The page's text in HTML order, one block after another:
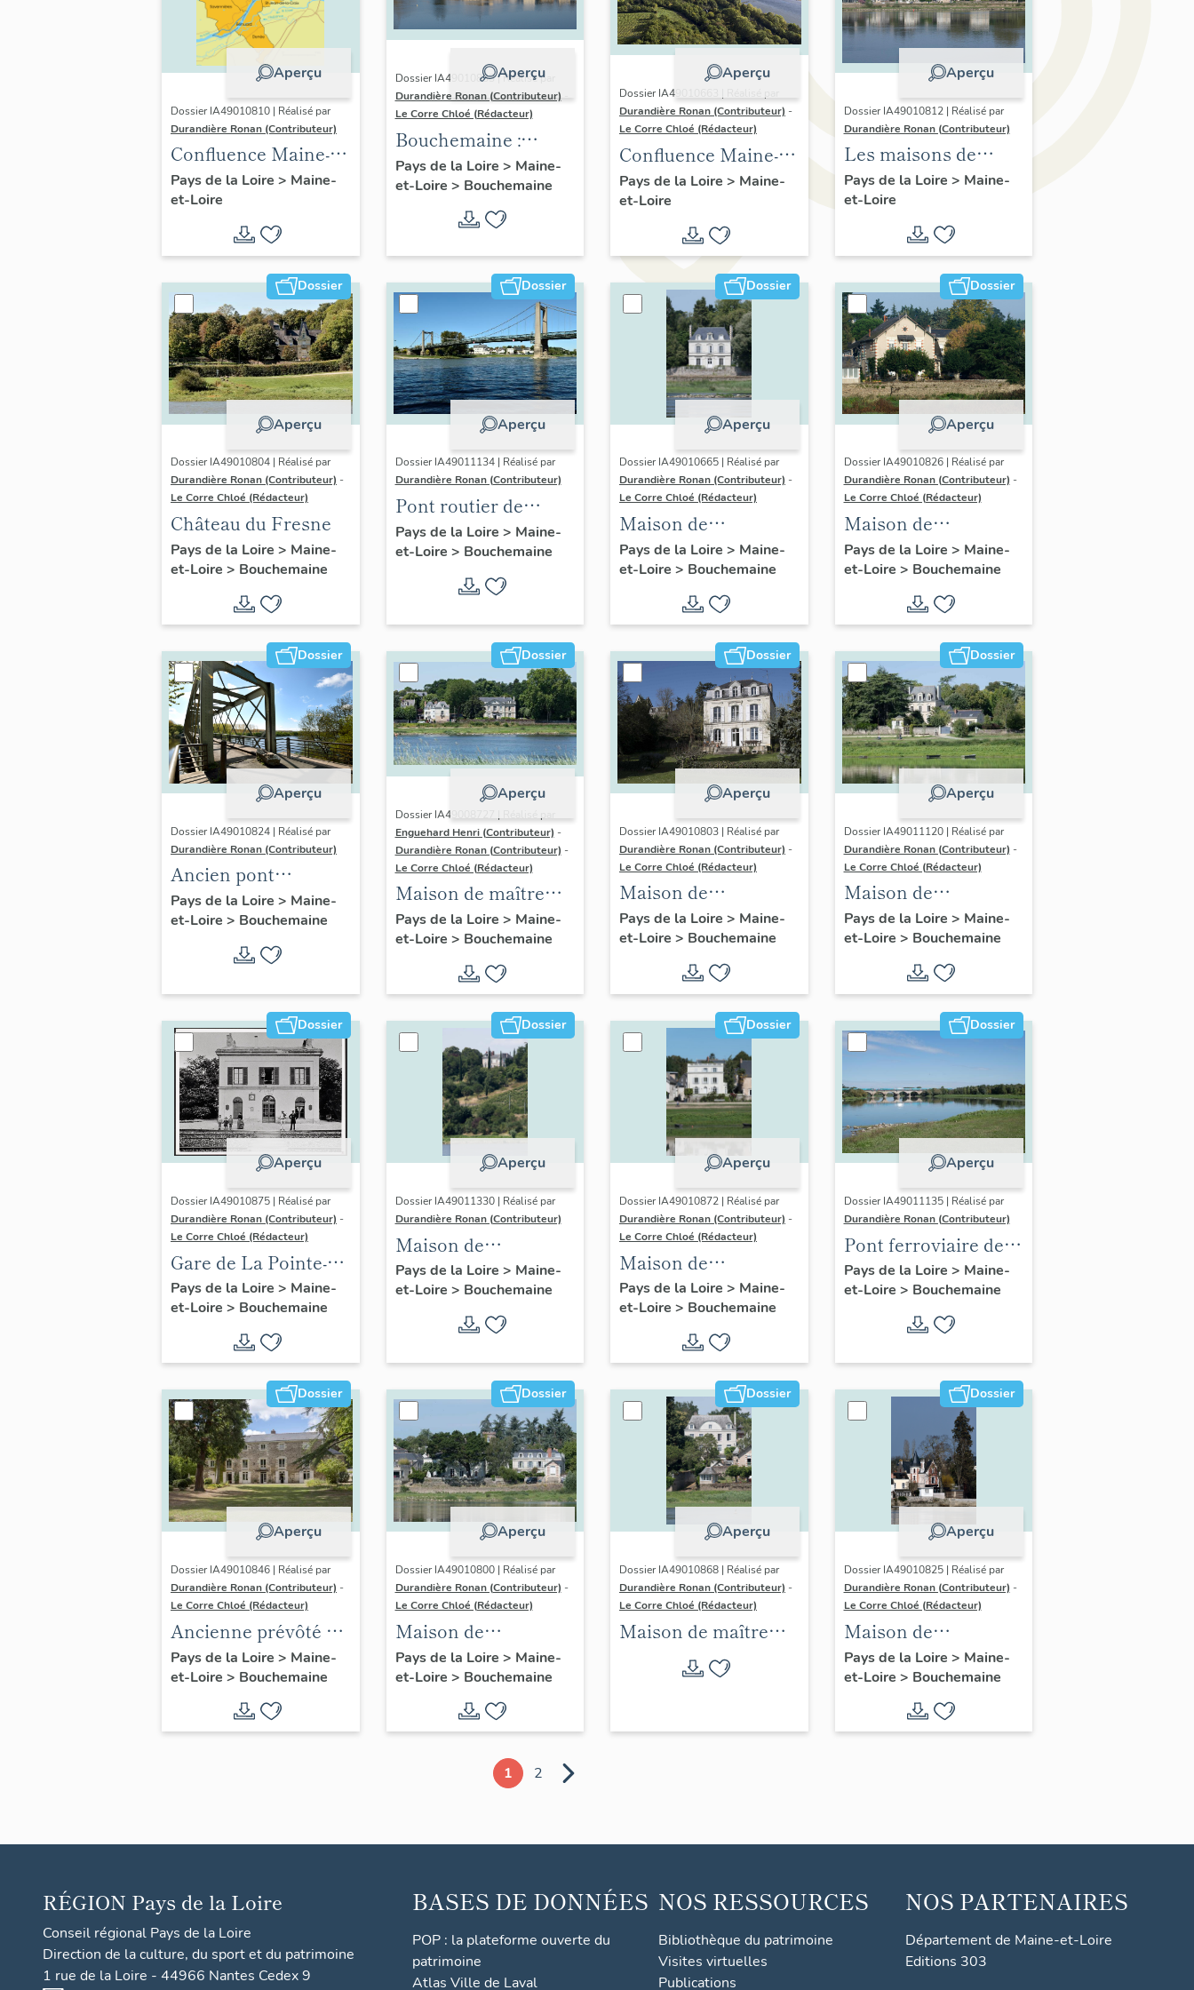
Aperçu
Dossier IA49010810 | Réalisé par
Durandière Ronan (Contributeur)
Confluence Maine-
Loire : présentation
de l'opération
thématique
Pays de la Loire > Maine-
et-Loire
Aperçu
Dossier IA49010833 | Réalisé par
Durandière Ronan (Contributeur)
Le Corre Chloé (Rédacteur)
Bouchemaine :
présentation de la
commune
Pays de la Loire > Maine-
et-Loire > Bouchemaine
Aperçu
Dossier IA49010663 | Réalisé par
Durandière Ronan (Contributeur) -
Le Corre Chloé (Rédacteur)
Confluence Maine-
Loire : présentation
de l'aire d'étude
Pays de la Loire > Maine-
et-Loire
Aperçu
Dossier IA49010812 | Réalisé par
Durandière Ronan (Contributeur)
Les maisons de
villégiature de la
confluence Maine-
Pays de la Loire > Maine-
et-Loire
Dossier
Aperçu
Dossier IA49010804 | Réalisé par
Durandière Ronan (Contributeur) -
Le Corre Chloé (Rédacteur)
Château du Fresne
Pays de la Loire > Maine-
et-Loire > Bouchemaine
Dossier
Aperçu
Dossier IA49011134 | Réalisé par
Durandière Ronan (Contributeur)
Pont routier de
Bouchemaine
Pays de la Loire > Maine-
et-Loire > Bouchemaine
Dossier
Aperçu
Dossier IA49010665 | Réalisé par
Durandière Ronan (Contributeur) -
Le Corre Chloé (Rédacteur)
Maison de
villégiature dite La
Martinière, 13 rue
des Saulniers
Pays de la Loire > Maine-
et-Loire > Bouchemaine
Dossier
Aperçu
Dossier IA49010826 | Réalisé par
Durandière Ronan (Contributeur) -
Le Corre Chloé (Rédacteur)
Maison de
villégiature, 17 rue
des Saulniers
Pays de la Loire > Maine-
et-Loire > Bouchemaine
Dossier
Aperçu
Dossier IA49010824 | Réalisé par
Durandière Ronan (Contributeur)
Ancien pont
ferroviaire de
Pruniers,
actuellement pont
Pays de la Loire > Maine-
et-Loire > Bouchemaine
Dossier
Aperçu
Dossier IA49008727 | Réalisé par
Enguehard Henri (Contributeur) -
Durandière Ronan (Contributeur) -
Le Corre Chloé (Rédacteur)
Maison de maître
dite château du Petit-
Serrant
Pays de la Loire > Maine-
et-Loire > Bouchemaine
Dossier
Aperçu
Dossier IA49010803 | Réalisé par
Durandière Ronan (Contributeur) -
Le Corre Chloé (Rédacteur)
Maison de
villégiature dite Les
Tours, Chantourteau
Pays de la Loire > Maine-
et-Loire > Bouchemaine
Dossier
Aperçu
Dossier IA49011120 | Réalisé par
Durandière Ronan (Contributeur) -
Le Corre Chloé (Rédacteur)
Maison de
villégiature dite les
Marguerites, 11 quai
de la Noë
Pays de la Loire > Maine-
et-Loire > Bouchemaine
Dossier
Aperçu
Dossier IA49010875 | Réalisé par
Durandière Ronan (Contributeur) -
Le Corre Chloé (Rédacteur)
Gare de La Pointe-
Bouchemaine
Pays de la Loire > Maine-
et-Loire > Bouchemaine
Dossier
Aperçu
Dossier IA49011330 | Réalisé par
Durandière Ronan (Contributeur)
Maison de
villégiature dite
chalet de la Croix
Pays de la Loire > Maine-
et-Loire > Bouchemaine
Dossier
Aperçu
Dossier IA49010872 | Réalisé par
Durandière Ronan (Contributeur) -
Le Corre Chloé (Rédacteur)
Maison de
villégiature dite Villa
Quies, 2 rue du Bac
Pays de la Loire > Maine-
et-Loire > Bouchemaine
Dossier
Aperçu
Dossier IA49011135 | Réalisé par
Durandière Ronan (Contributeur)
Pont ferroviaire de
Bouchemaine
Pays de la Loire > Maine-
et-Loire > Bouchemaine
Dossier
Aperçu
Dossier IA49010846 | Réalisé par
Durandière Ronan (Contributeur) -
Le Corre Chloé (Rédacteur)
Ancienne prévôté du
chapitre Saint-Laud,
puis débit de
boissons et hôtel-
restaurant dit la
Pays de la Loire > Maine-
et-Loire > Bouchemaine
Dossier
Aperçu
Dossier IA49010800 | Réalisé par
Durandière Ronan (Contributeur) -
Le Corre Chloé (Rédacteur)
Maison de
villégiature dite
Belle-Brise, 12 quai
de Port-Boulet
Pays de la Loire > Maine-
et-Loire > Bouchemaine
Dossier
Aperçu
Dossier IA49010868 | Réalisé par
Durandière Ronan (Contributeur) -
Le Corre Chloé (Rédacteur)
Maison de maître
dite château du
Haut-Plessis, 20 rue
Dossier
Aperçu
Dossier IA49010825 | Réalisé par
Durandière Ronan (Contributeur) -
Le Corre Chloé (Rédacteur)
Maison de
villégiature dite Le
Mesnil-Riant, 1 rue
Bécherelle
Pays de la Loire > Maine-
et-Loire > Bouchemaine
1 2
RÉGION Pays de la Loire
Conseil régional Pays de la Loire
Direction de la culture, du sport et du patrimoine
1 rue de la Loire - 44966 Nantes Cedex 9
BASES DE DONNÉES
POP : la plateforme ouverte du
patrimoine
Atlas Ville de Laval
NOS RESSOURCES
Bibliothèque du patrimoine
Visites virtuelles
Publications
NOS PARTENAIRES
Département de Maine-et-Loire
Editions 303